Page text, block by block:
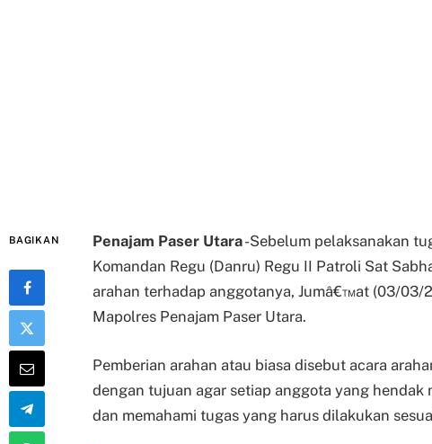
BAGIKAN Penajam Paser Utara-Sebelum pelaksanakan
Komandan Regu (Danru) Regu II Patroli Sat
arahan terhadap anggotanya, Jumâ€™at (03/
Mapolres Penajam Paser Utara.
Pemberian arahan atau biasa disebut acara
dengan tujuan agar setiap anggota yang
dan memahami tugas yang harus dilakukan